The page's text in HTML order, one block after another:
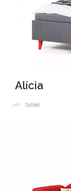
Alícia
Sdílet